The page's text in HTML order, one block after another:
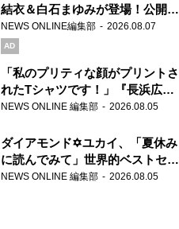
結衣＆白石まゆみが登場！公開収
録で素顔全開！
NEWS ONLINE編集部 2026.08.07
「私のプリティな顔がプリントさ
れたTシャツです！」『長浜広奈
天下無双』初の番組グッズ発売
NEWS ONLINE 編集部 2026.08.05
ダイアモンド✡ユカイ、「夏休み
に読んでみて」世界的ベストセラ
ー『アナスタシア』を紹介
NEWS ONLINE 編集部 2026.08.05